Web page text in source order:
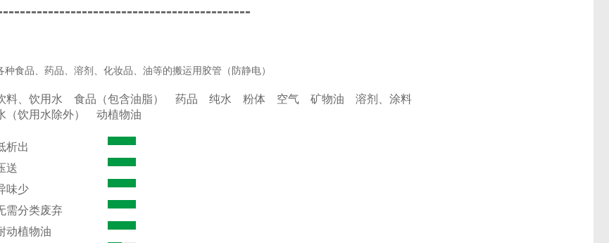
种食品、药品、溶剂、化妆品、油等的搬运用胶管（防静电）
料、饮用水 食品（包含油脂） 药品 纯水 粉体 空气 矿物油
溶剂、涂料
（饮用水除外）
动植物油
析出
送
味少
需分类废弃
动植物油